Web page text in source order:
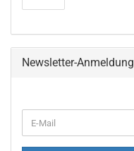
Newsletter-Anmeldung
ZUR
E-
Mail